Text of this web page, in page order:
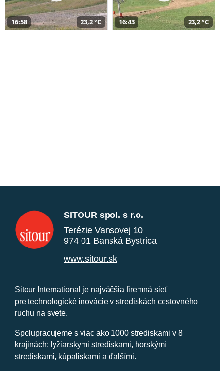
16:58 23,2 °C 16:43 23,2 °C
SITOUR spol. s r.o.
Terézie Vansovej 10
974 01 Banská Bystrica
www.sitour.sk
Sitour International je najväčšia firemná sieť
pre technologické inovácie v strediskách cestovného
ruchu na svete.
Spolupracujeme s viac ako 1000 strediskami v 8
krajinách: lyžiarskymi strediskami, horskými
strediskami, kúpaliskami a ďalšími.